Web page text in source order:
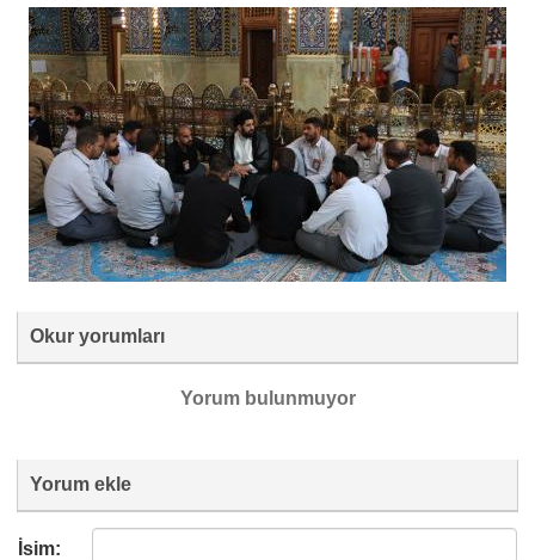
Okur yorumları
Yorum bulunmuyor
Yorum ekle
İsim: